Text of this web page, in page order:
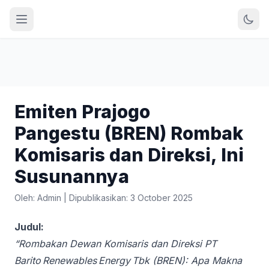
Emiten Prajogo
Pangestu (BREN) Rombak
Komisaris dan Direksi, Ini
Susunannya
Oleh: Admin Dipublikasikan: 3 October 2025
Judul:
“Rombakan Dewan Komisaris dan Direksi PT
Barito Renewables Energy Tbk (BREN): Apa Makna